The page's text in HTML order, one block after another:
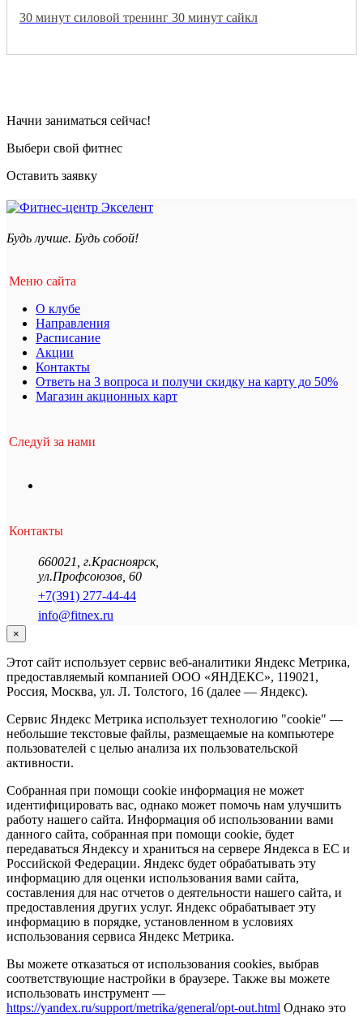
30 минут силовой тренинг 30 минут сайкл
Начни заниматься сейчас!
Выбери свой фитнес
Оставить заявку
Будь лучше. Будь собой!
Меню сайта
О клубе
Направления
Расписание
Акции
Контакты
Ответь на 3 вопроса и получи скидку на карту до 50%
Магазин акционных карт
Следуй за нами
Контакты
660021 г.Красноярск,
ул.Профсоюзов, 60
+7(391) 277-44-44
info@fitnex.ru
×
Этот сайт использует сервис веб-аналитики Яндекс Метрика,
предоставляемый компанией ООО «ЯНДЕКС», 119021,
Россия, Москва, ул. Л. Толстого, 16 (далее — Яндекс).
Сервис Яндекс Метрика использует технологию "cookie" —
небольшие текстовые файлы, размещаемые на компьютере
пользователей с целью анализа их пользовательской
активности.
Собранная при помощи cookie информация не может
идентифицировать вас, однако может помочь нам улучшить
работу нашего сайта. Информация об использовании вами
данного сайта, собранная при помощи cookie, будет
передаваться Яндексу и храниться на сервере Яндекса в ЕС и
Российской Федерации. Яндекс будет обрабатывать эту
информацию для оценки использования вами сайта,
составления для нас отчетов о деятельности нашего сайта, и
предоставления других услуг. Яндекс обрабатывает эту
информацию в порядке, установленном в условиях
использования сервиса Яндекс Метрика.
Вы можете отказаться от использования cookies, выбрав
соответствующие настройки в браузере. Также вы можете
использовать инструмент —
https://yandex.ru/support/metrika/general/opt-out.html Однако это